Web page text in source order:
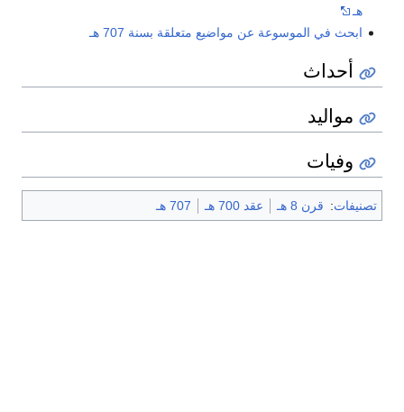
هـ
ابحث في الموسوعة عن مواضيع متعلقة بسنة 707 هـ
أحداث
مواليد
وفيات
تصنيفات: قرن 8 هـ عقد 700 هـ 707 هـ